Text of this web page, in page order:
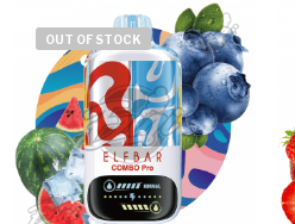
OUT OF STOCK